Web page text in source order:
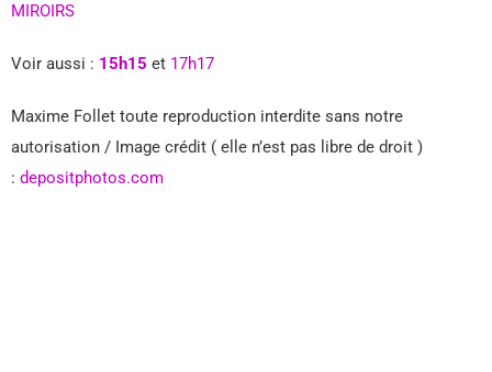
MIROIRS
Voir aussi : 15h15 et 17h17
Maxime Follet toute reproduction interdite sans notre
autorisation / Image crédit ( elle n’est pas libre de droit )
: depositphotos.com